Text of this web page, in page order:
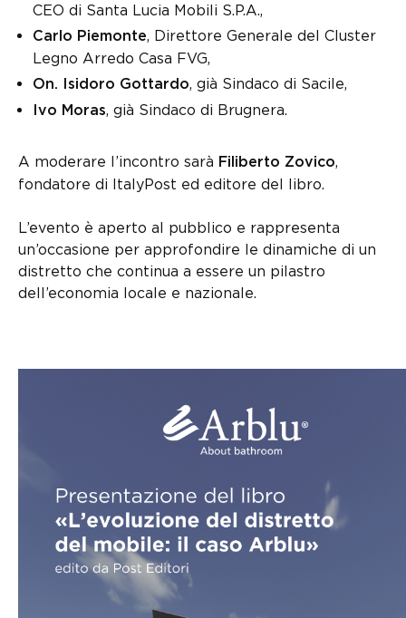
CEO di Santa Lucia Mobili S.P.A.,
Carlo Piemonte
, Direttore Generale del Cluster
Legno Arredo Casa FVG,
On. Isidoro Gottardo , già Sindaco di Sacile,
Ivo Moras , già Sindaco di Brugnera.
A moderare l’incontro sarà Filiberto Zovico
fondatore di ItalyPost ed editore del libro.
L’evento è aperto al pubblico e rappresenta
un’occasione per approfondire le dinamiche di un
distretto che continua a essere un pilastro
dell’economia locale e nazionale.